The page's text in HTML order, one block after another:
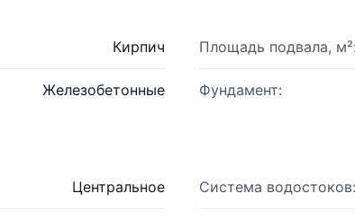
Кирпич Площадь подвала, м²:
Железобетонные Фундамент:
Центральное Система водостоков: